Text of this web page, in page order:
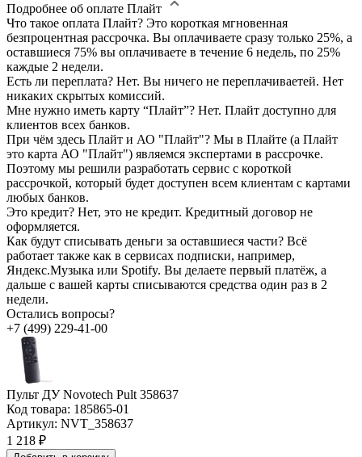
Подробнее об оплате Плайт
Что такое оплата Плайт? Это короткая мгновенная
безпроцентная рассрочка. Вы оплачиваете сразу только 25%, а
оставшиеся 75% вы оплачиваете в течение 6 недель, по 25%
каждые 2 недели.
Есть ли переплата? Нет. Вы ничего не переплачиваетей. Нет
никаких скрытых комиссий.
Мне нужно иметь карту “Плайт”? Нет. Плайт доступно для
клиентов всех банков.
При чём здесь Плайт и АО "Плайт"? Мы в Плайте (а Плайт
это карта АО "Плайт") являемся экспертами в рассрочке.
Поэтому мы решили разработать сервис с короткой
рассрочкой, который будет доступен всем клиентам с картами
любых банков.
Это кредит? Нет, это не кредит. Кредитный договор не
оформляется.
Как будут списывать деньги за оставшиеся части? Всё
работает также как в сервисах подписки, например,
Яндекс.Музыка или Spotify. Вы делаете первый платёж, а
дальше с вашей карты списываются средства один раз в 2
недели.
Остались вопросы?
+7 (499) 229-41-00
Пульт ДУ Novotech Pult 358637
Код товара: 185865-01
Артикул: NVT_358637
1 218 ₽